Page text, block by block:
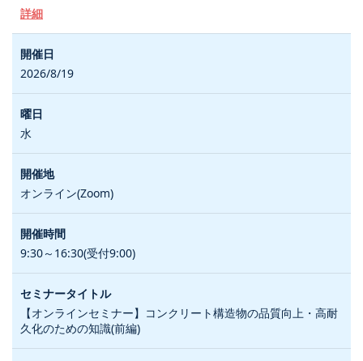
詳細
2026/8/19
水
オンライン(Zoom)
9:30～16:30(受付9:00)
【オンラインセミナー】コンクリート構造物の品質向上・高耐
久化のための知識(前編)